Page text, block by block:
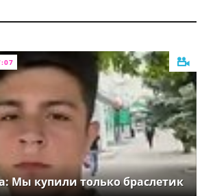
Мы купили только браслетик